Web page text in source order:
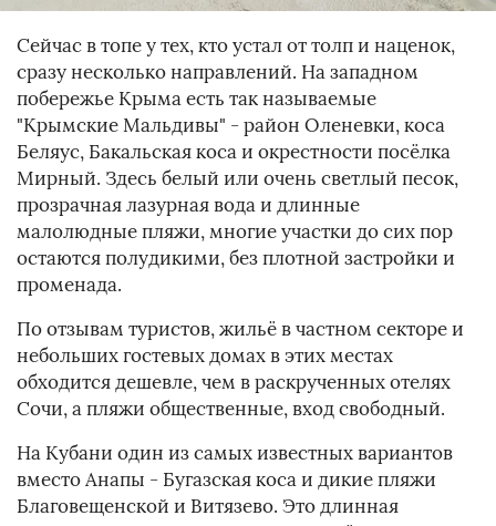
Сейчас в топе у тех, кто устал от толп и наценок,
сразу несколько направлений. На западном
побережье Крыма есть так называемые
"Крымские Мальдивы" - район Оленевки, коса
Беляус, Бакальская коса и окрестности посёлка
Мирный. Здесь белый или очень светлый песок,
прозрачная лазурная вода и длинные
малолюдные пляжи, многие участки до сих пор
остаются полудикими, без плотной застройки и
променада.
По отзывам туристов, жильё в частном секторе и
небольших гостевых домах в этих местах
обходится дешевле, чем в раскрученных отелях
Сочи, а пляжи общественные, вход свободный.
На Кубани один из самых известных вариантов
вместо Анапы - Бугазская коса и дикие пляжи
Благовещенской и Витязево. Это длинная